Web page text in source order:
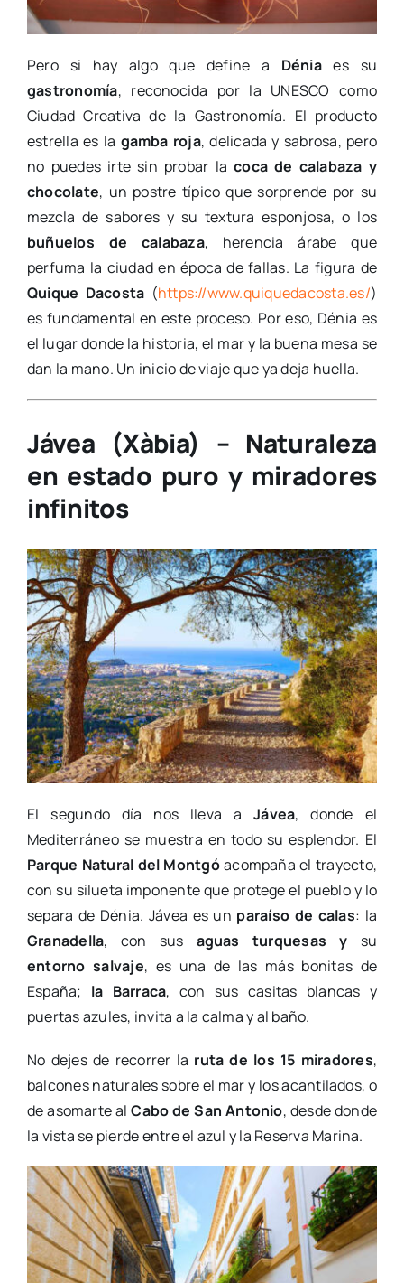
Pero si hay algo que define a Déniaes su
gastronomía, reconocida por la UNESCO como
Ciudad Creativa de la Gastronomía. El producto
estrella es la gamba roja, delicada y sabrosa, pero
no puedes irte sin probar lacoca de calabaza y
chocolate, un postre típico que sorprende por su
mezcla de sabores y su textura esponjosa, o los
buñuelos de calabaza, herencia árabe que
perfuma la ciudad en época de fallas. La figura de
Quique Dacosta (https://www.quiquedacosta.es/)
es fundamental en este proceso. Por eso, Dénia es
el lugar donde la historia, el mar y la buena mesa se
dan la mano. Un inicio de viaje que ya deja huella.
Jávea (Xàbia) – Naturaleza
en estado puro y miradores
infinitos
El segundo día nos lleva aJávea, donde el
Mediterráneo se muestra en todo su esplendor. El
Parque Natural del Montgóacompaña el trayecto,
con su silueta imponente que protege el pueblo y lo
separa de Dénia. Jávea es un paraíso de calas: la
Granadella, con sus aguas turquesas y su
entorno salvaje, es una de las más bonitas de
España; la Barraca, con sus casitas blancas y
puertas azules, invita a la calma y al baño.
No dejes de recorrer la ruta de los 15 miradores,
balcones naturales sobre el mar y los acantilados, o
de asomarte alCabo de San Antonio, desde donde
la vista se pierde entre el azul y la Reserva Marina.